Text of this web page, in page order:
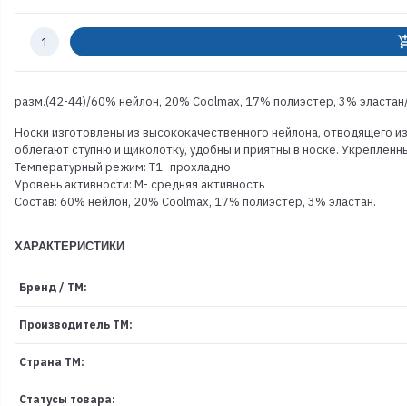
Количество
разм.(42-44)/60% нейлон, 20% Coolmax, 17% полиэстер, 3%
Носки изготовлены из высококачественного нейлона, отводящего
облегают ступню и щиколотку, удобны и приятны в носке.
Температурный режим: T1- прохладно
Уровень активности: M- средняя активность
Состав: 60% нейлон, 20% Coolmax, 17% полиэстер, 3% эластан.
ХАРАКТЕРИСТИКИ
Бренд / ТМ:
Производитель ТМ:
Страна ТМ:
Статусы товара: